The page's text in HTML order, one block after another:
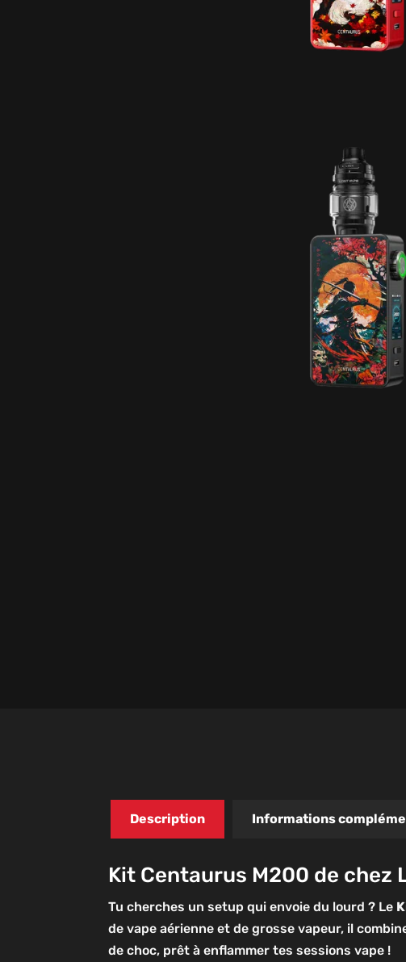
Description Informations
Kit Centaurus M200 de chez
Tu cherches un setup qui envoie du lourd ? Le
de vape aérienne et de grosse vapeur, il
de choc, prêt à enflammer tes sessions vape !